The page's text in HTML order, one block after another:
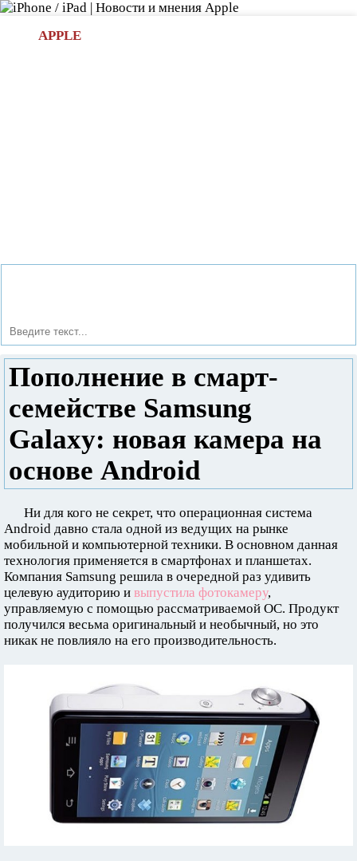
APPLE
Пополнение в смарт-
семействе Samsung
Galaxy: новая камера на
основе Android
Ни для кого не секрет, что операционная система
Android давно стала одной из ведущих на рынке
мобильной и компьютерной техники. В основном данная
технология применяется в смартфонах и планшетах.
Компания Samsung решила в очередной раз удивить
целевую аудиторию и выпустила фотокамеру,
управляемую с помощью рассматриваемой ОС. Продукт
получился весьма оригинальный и необычный, но это
никак не повлияло на его производительность.